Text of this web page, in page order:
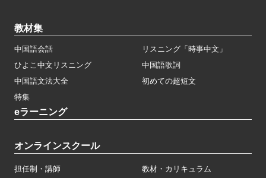
教材集
中国語会話
リスニング「時事中文」
ひよこ中文リスニング
中国語歌詞
中国語文法大全
初めての超短文
特集
eラーニング
オンラインスクール
担任制・講師 教材・カリキュラム